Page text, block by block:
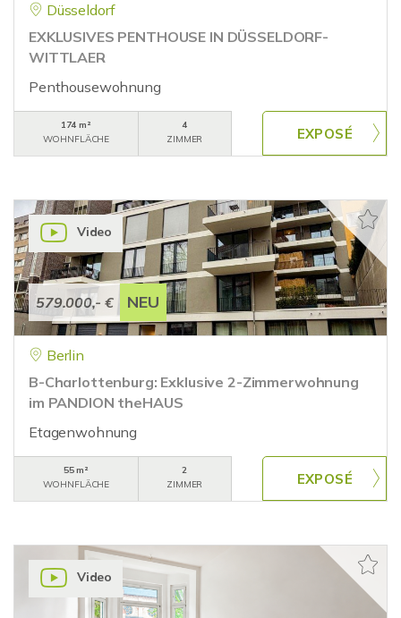
Düsseldorf
EXKLUSIVES PENTHOUSE IN DÜSSELDORF-
WITTLAER
Penthousewohnung
174 m²
WOHNFLÄCHE
4
ZIMMER
579.000,- € NEU
Video
Berlin
B-Charlottenburg: Exklusive 2-Zimmerwohnung
im PANDION theHAUS
Etagenwohnung
55 m²
WOHNFLÄCHE
2
ZIMMER
Video